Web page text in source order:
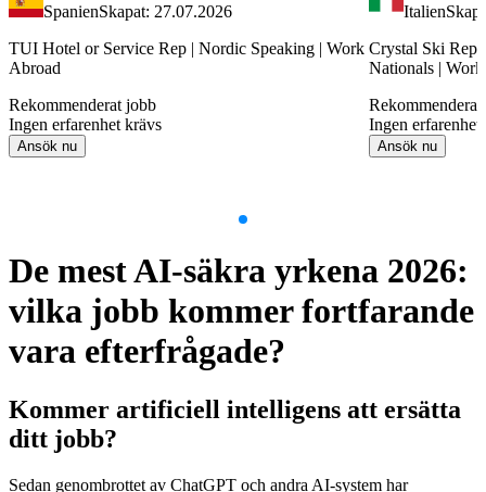
SpanienSkapat: 27.07.2026
TUI Hotel or Service Rep | Nordic Speaking | Work
Abroad
Rekommenderat jobb
Ingen erfarenhet krävs
Ansök nu
Italien
Crystal Ski Rep
Nationals |
Ingen erfarenhet
Ansök nu
1
De mest AI-säkra yrkena 2026:
vilka jobb kommer fortfarande
vara efterfrågade?
Kommer artificiell intelligens att ersätta
ditt jobb?
Sedan genombrottet av ChatGPT och andra AI-system har